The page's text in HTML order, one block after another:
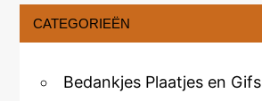
CATEGORIEËN
Bedankjes Plaatjes en Gifs